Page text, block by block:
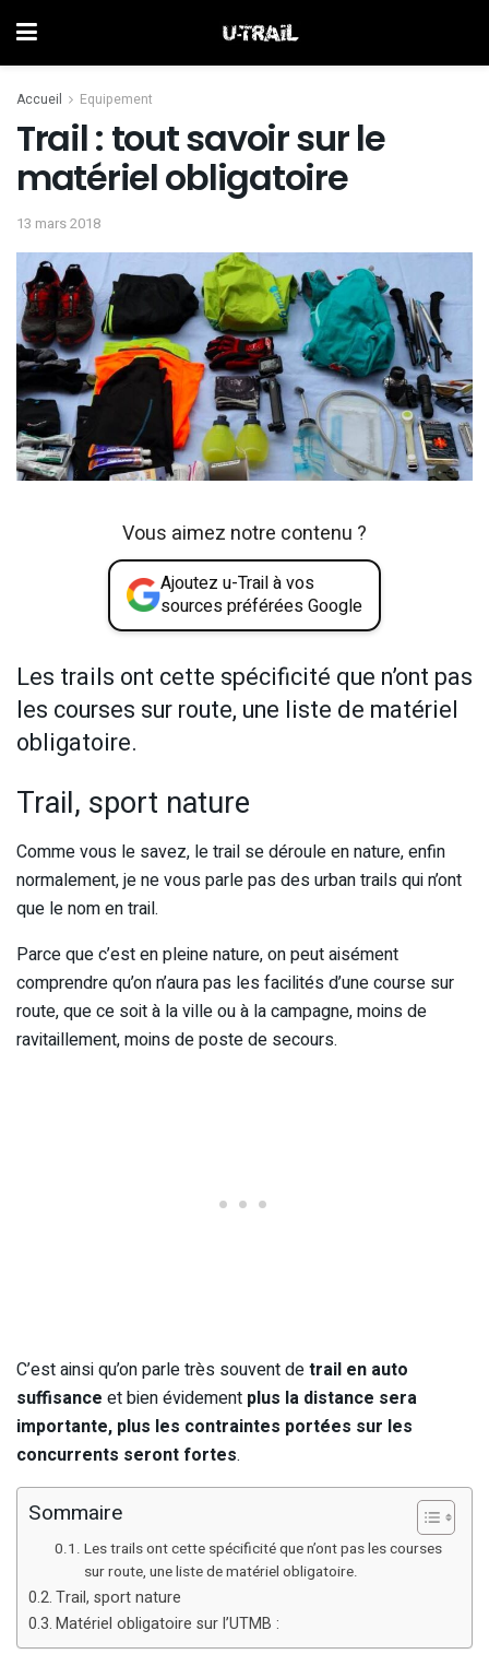
Accueil Equipement
Trail : tout savoir sur le
matériel obligatoire
13 mars 2018
Vous aimez notre contenu ?
Ajoutez u-Trail à vos
sources préférées Google
Les trails ont cette spécificité que n’ont pas
les courses sur route, une liste de matériel
obligatoire.
Trail, sport nature
Comme vous le savez, le trail se déroule en nature, enfin
normalement, je ne vous parle pas des urban trails qui n’ont
que le nom en trail.
Parce que c’est en pleine nature, on peut aisément
comprendre qu’on n’aura pas les facilités d’une course sur
route, que ce soit à la ville ou à la campagne, moins de
ravitaillement, moins de poste de secours.
C’est ainsi qu’on parle très souvent detrail en auto
suffisance et bien évidement plus la distance sera
importante, plus les contraintes portées sur les
concurrents seront fortes.
Sommaire
Les trails ont cette spécificité que n’ont pas les courses
sur route, une liste de matériel obligatoire.
Trail, sport nature
Matériel obligatoire sur l’UTMB :